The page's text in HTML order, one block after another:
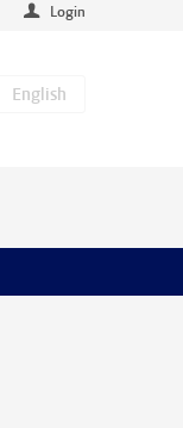
Login
pagina’s
pagina’s